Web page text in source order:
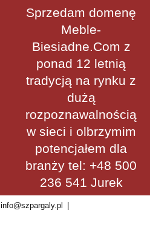
Sprzedam domenę
Meble-
Biesiadne.Com z
ponad 12 letnią
tradycją na rynku z
dużą
rozpoznawalnością
w sieci i olbrzymim
potencjałem dla
branży tel: +48 500
236 541 Jurek
info@szpargaly.pl